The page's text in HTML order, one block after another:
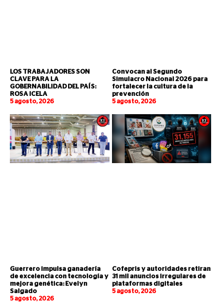
LOS TRABAJADORES SON
CLAVE PARA LA
GOBERNABILIDAD DEL PAÍS:
ROSA ICELA
5 agosto, 2026
Convocan al Segundo
Simulacro Nacional 2026 para
fortalecer la cultura de la
prevención
5 agosto, 2026
Guerrero impulsa ganadería
de excelencia con tecnología y
mejora genética: Evelyn
Salgado
5 agosto, 2026
Cofepris y autoridades retiran
31 mil anuncios irregulares de
plataformas digitales
5 agosto, 2026